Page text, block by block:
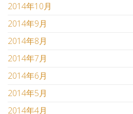
2014年10月
2014年9月
2014年8月
2014年7月
2014年6月
2014年5月
2014年4月